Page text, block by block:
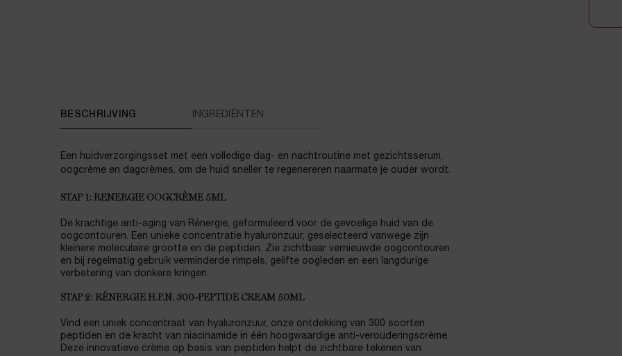
BESCHRIJVING INGREDIËNTEN
Een huidverzorgingsset met een volledige dag- en nachtroutine met gezichtsserum,
oogcrème en dagcrèmes, om de huid sneller te regenereren naarmate je ouder wordt.
STAP 1: RENERGIE OOGCRÈME 5ML
De krachtige anti-aging van Rénergie, geformuleerd voor de gevoelige huid van de
oogcontouren. Een unieke concentratie hyaluronzuur, geselecteerd vanwege zijn
kleinere moleculaire grootte en de peptiden. Zie zichtbaar vernieuwde oogcontouren
en bij regelmatig gebruik verminderde rimpels, gelifte oogleden en een langdurige
verbetering van donkere kringen.
STAP 2: RÉNERGIE H.P.N. 300-PEPTIDE CREAM 50ML
Vind een uniek concentraat van hyaluronzuur, onze ontdekking van 300 soorten
peptiden en de kracht van niacinamide in één hoogwaardige anti-verouderingscrème.
Deze innovatieve crème op basis van peptiden helpt de zichtbare tekenen van